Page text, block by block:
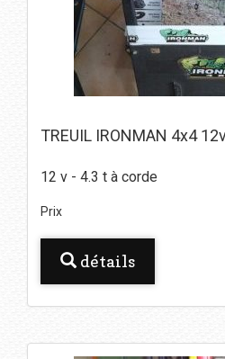
TREUIL IRONMAN 4x4
12 v - 4.3 t à corde
Prix
détails